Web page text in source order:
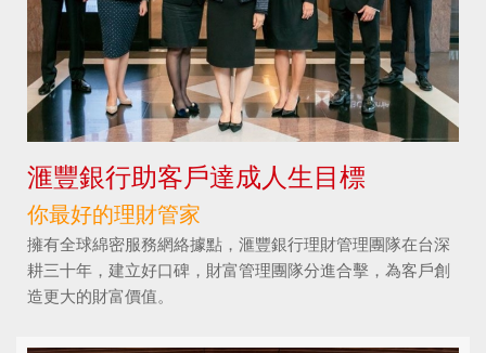
滙豐銀行助客戶達成人生目標
你最好的理財管家
擁有全球綿密服務網絡據點，滙豐銀行理財管理團隊在台深
耕三十年，建立好口碑，財富管理團隊分進合擊，為客戶創
造更大的財富價值。